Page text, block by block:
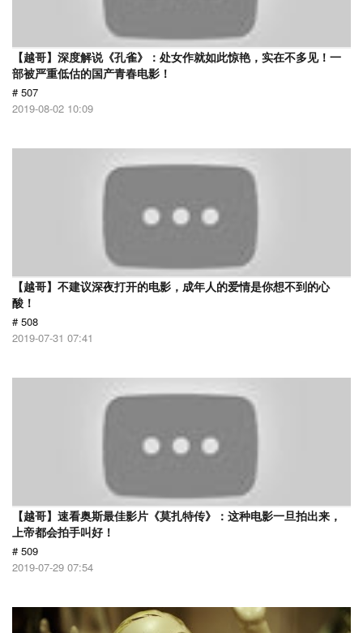
【越哥】深度解说《孔雀》：处女作就如此惊艳，实在不多见！一
部被严重低估的国产青春电影！
# 507
2019-08-02 10:09
【越哥】不建议深夜打开的电影，成年人的爱情是你想不到的心
酸！
# 508
2019-07-31 07:41
【越哥】速看奥斯最佳影片《莫扎特传》：这种电影一旦拍出来，
上帝都会拍手叫好！
# 509
2019-07-29 07:54